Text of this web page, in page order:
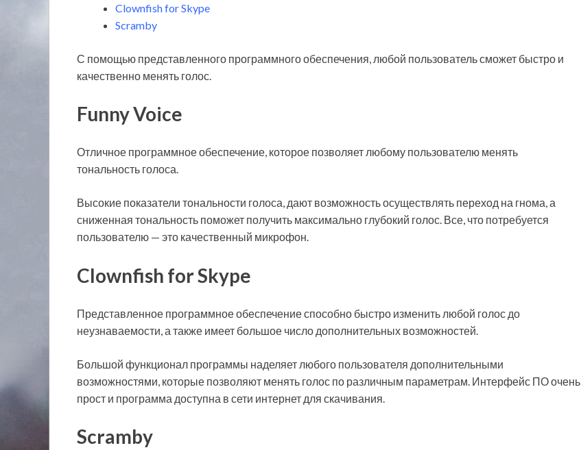
Clownfish for Skype
Scramby
С помощью представленного программного обеспечения, любой пользователь сможет быстро и
качественно менять голос.
Funny Voice
Отличное программное обеспечение, которое позволяет любому пользователю менять
тональность голоса.
Высокие показатели тональности голоса, дают возможность осуществлять переход на гнома, а
сниженная тональность поможет получить максимально глубокий голос. Все, что потребуется
пользователю — это качественный микрофон.
Clownfish for Skype
Представленное программное обеспечение способно быстро изменить любой голос до
неузнаваемости, а также имеет большое число дополнительных возможностей.
Большой функционал программы наделяет любого пользователя дополнительными
возможностями, которые позволяют менять голос по различным параметрам. Интерфейс ПО очень
прост и программа доступна в сети интернет для скачивания.
Scramby